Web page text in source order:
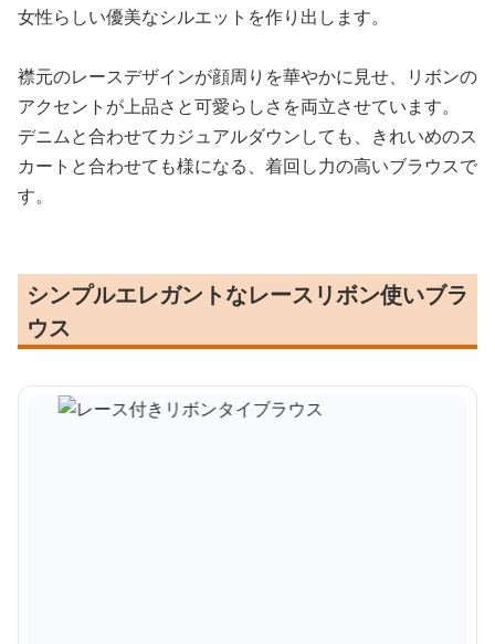
女性らしい優美なシルエットを作り出します。
襟元のレースデザインが顔周りを華やかに見せ、リボンの
アクセントが上品さと可愛らしさを両立させています。
デニムと合わせてカジュアルダウンしても、きれいめのス
カートと合わせても様になる、着回し力の高いブラウスで
す。
シンプルエレガントなレースリボン使いブラ
ウス